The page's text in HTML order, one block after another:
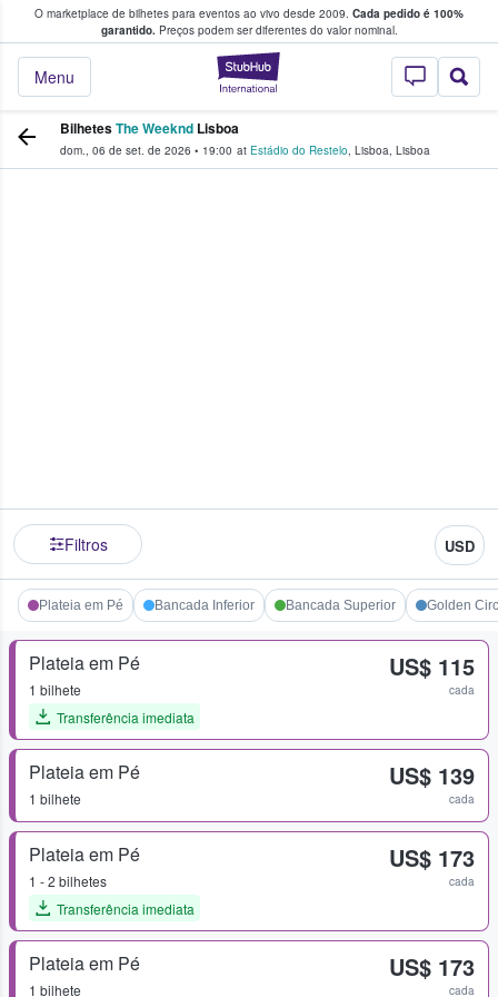
O marketplace de bilhetes para eventos ao vivo desde 2009. Cada pedido é 100%
garantido.Preços podem ser diferentes do valor nominal.
StubHub – onde
Menu
fãs compram e vendem bilhetes
BilhetesThe Weeknd Lisboa
dom., 06 de set. de 2026 • 19:00 at Estádio do Restelo, Lisboa, Lisboa
Filtros USD
Plateia em Pé Bancada Inferior Bancada Superior Golden
Plateia em Pé
1 bilhete
Transferência imediata
US$ 115
cada
Plateia em Pé
1 bilhete
US$ 139
cada
Plateia em Pé
1 - 2 bilhetes
Transferência imediata
US$ 173
cada
Plateia em Pé
1 bilhete
US$ 173
cada